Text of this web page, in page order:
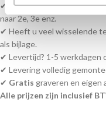
✔ Serie bestellen? vult u
naar 2e, 3e enz.
✔ Heeft u veel wisselende
als bijlage.
✔ Levertijd? 1-5 werkdagen
✔ Levering volledig
✔ Gratis graveren en
Alle prijzen zijn inclusief